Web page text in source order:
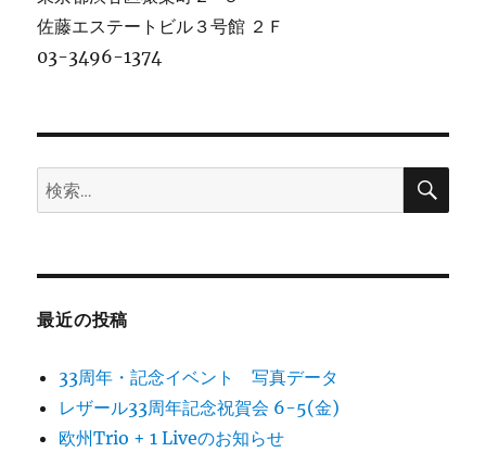
佐藤エステートビル３号館 ２Ｆ
03-3496-1374
検
索:
検
最近の投稿
33周年・記念イベント 写真データ
レザール33周年記念祝賀会 6-5(金)
欧州Trio + 1 Liveのお知らせ